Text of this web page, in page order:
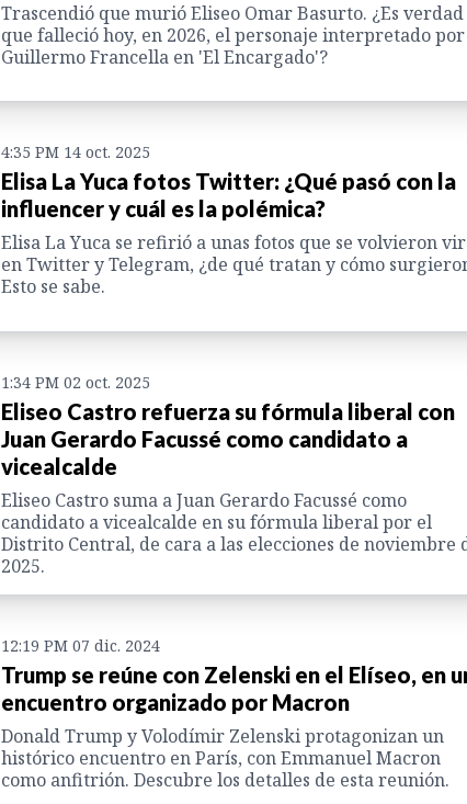
Trascendió que murió Eliseo Omar Basurto. ¿Es verdad
que falleció hoy, en 2026, el personaje interpretado por
Guillermo Francella en 'El Encargado'?
4:35 PM 14 oct. 2025
Elisa La Yuca fotos Twitter: ¿Qué pasó con la
influencer y cuál es la polémica?
Elisa La Yuca se refirió a unas fotos que se volvieron
en Twitter y Telegram, ¿de qué tratan y cómo
Esto se sabe.
1:34 PM 02 oct. 2025
Eliseo Castro refuerza su fórmula liberal con
Juan Gerardo Facussé como candidato a
vicealcalde
Eliseo Castro suma a Juan Gerardo Facussé como
candidato a vicealcalde en su fórmula liberal por el
Distrito Central, de cara a las elecciones de noviembre
2025.
12:19 PM 07 dic. 2024
Trump se reúne con Zelenski en el Elíseo, en
encuentro organizado por Macron
Donald Trump y Volodímir Zelenski protagonizan un
histórico encuentro en París, con Emmanuel Macron
como anfitrión. Descubre los detalles de esta reunión.